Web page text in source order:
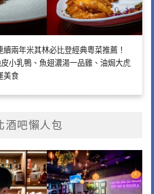
續兩年米其林必比登經典粵菜推薦！
小乳鴨、魚翅濃湯一品雞、油焗大虎
美食
酒吧懶人包